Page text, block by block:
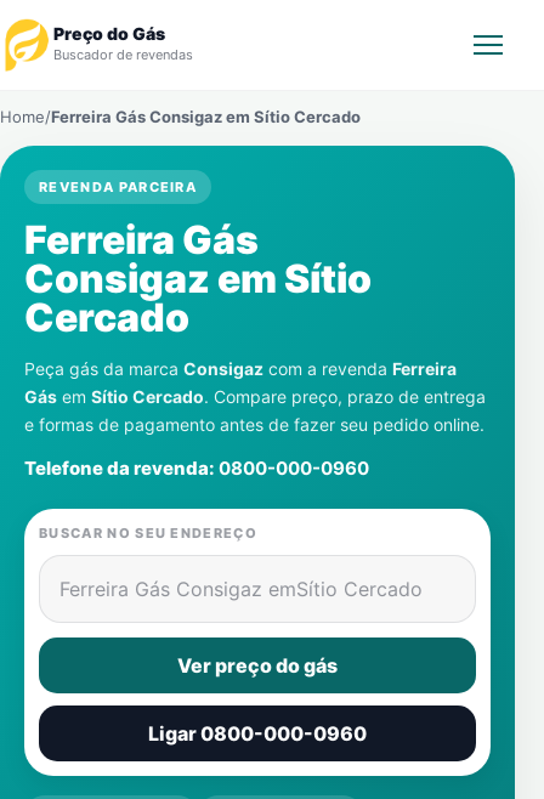
Preço do Gás
Buscador de revendas
Revendedor
Notícias
Cadastre-se
Gás
Home/Ferreira Gás Consigaz em Sítio Cercado
REVENDA PARCEIRA
Ferreira Gás
Consigaz em Sítio
Cercado
Peça gás da marca Consigaz com a revenda Ferreira
Gás em Sítio Cercado. Compare preço, prazo de entrega
e formas de pagamento antes de fazer seu pedido online.
Telefone da revenda: 0800-000-0960
BUSCAR NO SEU ENDEREÇO
Ferreira Gás Consigaz emSítio Cercado
Ver preço do gás
Ligar 0800-000-0960